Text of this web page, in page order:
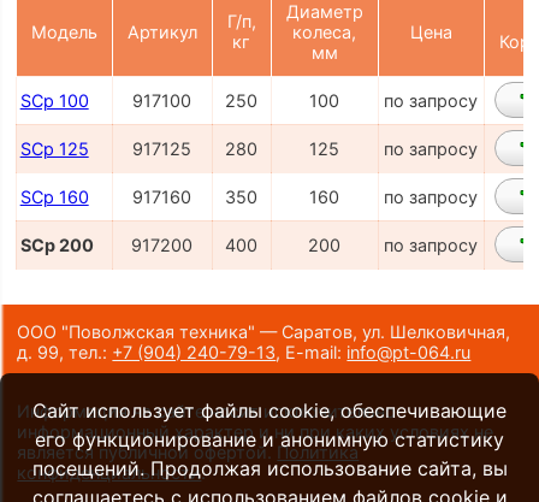
Модель Артикул
Г/п,
кг
Диаметр
колеса,
мм
Цена
SCp 100 917100 250 100 по запросу
SCp 125 917125 280 125 по запросу
SCp 160 917160 350 160 по запросу
SCp 200 917200 400 200 по запросу
ООО "Поволжская техника" — Саратов, ул. Шелковичная,
д. 99,тел.: +7 (904) 240-79-13, E-mail: info@pt-064.ru
Информация на сайте носит исключительно
информационный характер и ни при каких условиях не
является публичной офертой. Политика
конфиденциальности.
Сайт использует файлы cookie, обеспечивающие
его функционирование и анонимную статистику
посещений. Продолжая использование сайта, вы
соглашаетесь с использованием файлов cookie и